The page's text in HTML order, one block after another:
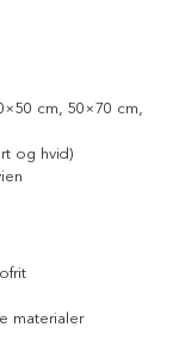
cm, 50×70 cm,
og hvid)
materialer